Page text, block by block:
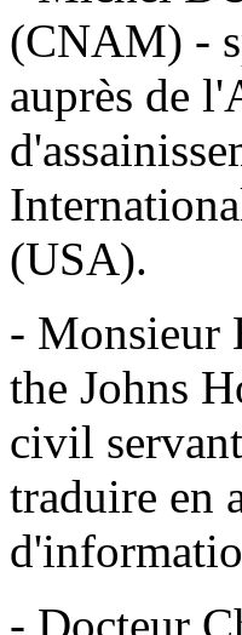
(CNAM) -
auprès de
(USA).
- Monsieur
the Johns
civil
traduire en